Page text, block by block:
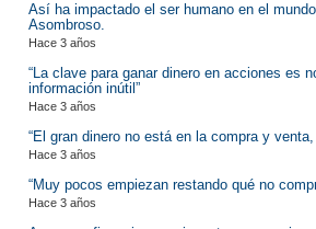
Así ha impactado el ser humano en el
Asombroso.
Hace 3 años
“La clave para ganar dinero en acciones es
información inútil”
Hace 3 años
“El gran dinero no está en la compra y
Hace 3 años
“Muy pocos empiezan restando qué no
Hace 3 años